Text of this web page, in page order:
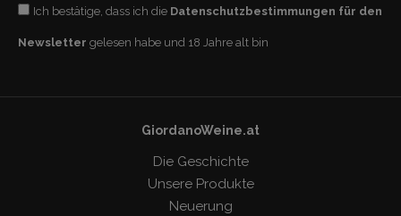
Ich bestätige, dass ich die Datenschutzbestimmungen für den
Newsletter gelesen habe und 18 Jahre alt bin
GiordanoWeine.at
Die Geschichte
Unsere Produkte
Neuerung